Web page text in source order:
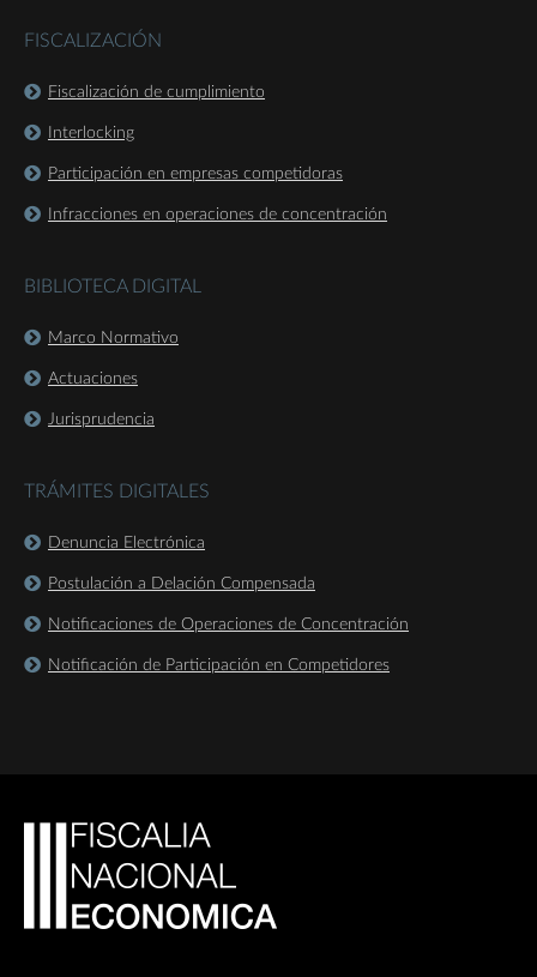
FISCALIZACIÓN
Fiscalización de cumplimiento
Interlocking
Participación en empresas competidoras
Infracciones en operaciones de concentración
BIBLIOTECA DIGITAL
Marco Normativo
Actuaciones
Jurisprudencia
TRÁMITES DIGITALES
Denuncia Electrónica
Postulación a Delación Compensada
Notificaciones de Operaciones de Concentración
Notificación de Participación en Competidores